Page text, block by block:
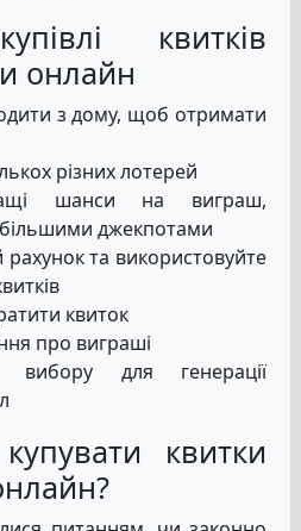
квитків
онлайн
з дому, щоб отримати
різних лотерей
шанси на виграш,
джекпотами
та використовуйте
квиток
про виграші
вибору для генерації
квитки